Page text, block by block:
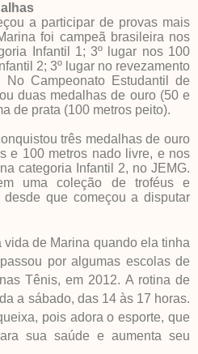
participar de provas mais
foi campeã brasileira nos
Infantil 1; 3º lugar nos 100
2; 3º lugar no revezamento
Campeonato Estudantil de
duas medalhas de ouro (50 e
de prata (100 metros peito).
três medalhas de ouro
e 100 metros nado livre, e nos
categoria Infantil 2, no JEMG.
uma coleção de troféus e
que começou a disputar
vida de Marina quando ela tinha
por algumas escolas de
Tênis, em 2012. A rotina de
a sábado, das 14 às 17 horas.
pois adora o esporte, que
sua saúde e aumenta seu